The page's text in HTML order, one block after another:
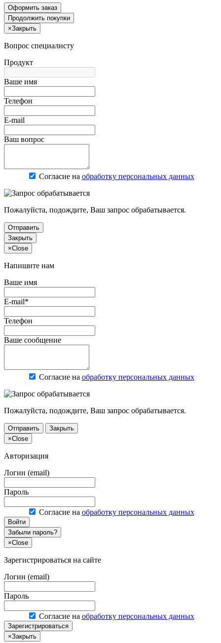
Оформить заказ
Продолжить покупки
×Закрыть
Вопрос специалисту
Продукт
Ваше имя
Телефон
E-mail
Ваш вопрос
Согласие на обработку персональных данных
Пожалуйста, подождите, Ваш запрос обрабатывается.
Отправить
Закрыть
×Close
Напишите нам
Ваше имя
E-mail*
Телефон
Ваше сообщение
Согласие на обработку персональных данных
Пожалуйста, подождите, Ваш запрос обрабатывается.
Отправить
Закрыть
×Close
Авторизация
Логин (email)
Пароль
Согласие на обработку персональных данных
Войти
Забыли пароль?
×Close
Зарегистрироваться на сайте
Логин (email)
Пароль
Согласие на обработку персональных данных
Зарегистрироваться
×Закрыть